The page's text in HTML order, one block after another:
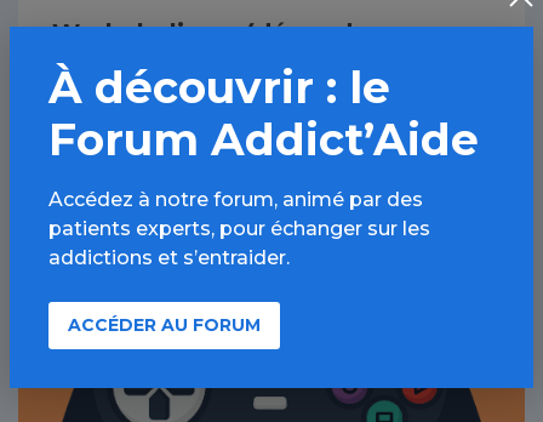
Workaholisme (dépendance au
travail) - Test WART
Analysez votre rapport au travail
À découvrir : le
Forum Addict’Aide
Accédez à notre forum, animé par des
patients experts, pour échanger sur les
addictions et s’entraider.
ACCÉDER AU FORUM